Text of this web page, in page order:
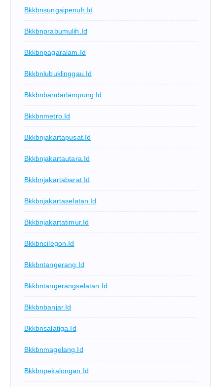
Bkkbnsungaipenuh.id
Bkkbnprabumulih.id
Bkkbnpagaralam.id
Bkkbnlubuklinggau.id
Bkkbnbandarlampung.id
Bkkbnmetro.id
Bkkbnjakartapusat.id
Bkkbnjakartautara.id
Bkkbnjakartabarat.id
Bkkbnjakartaselatan.id
Bkkbnjakartatimur.id
Bkkbncilegon.id
Bkkbntangerang.id
Bkkbntangerangselatan.id
Bkkbnbanjar.id
Bkkbnsalatiga.id
Bkkbnmagelang.id
Bkkbnpekalongan.id